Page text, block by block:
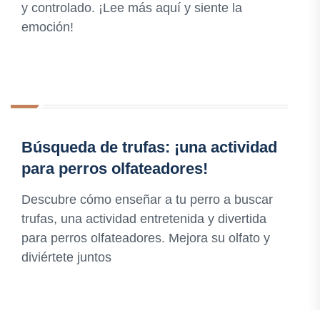
y controlado. ¡Lee más aquí y siente la
emoción!
Búsqueda de trufas: ¡una actividad
para perros olfateadores!
Descubre cómo enseñar a tu perro a buscar
trufas, una actividad entretenida y divertida
para perros olfateadores. Mejora su olfato y
diviértete juntos